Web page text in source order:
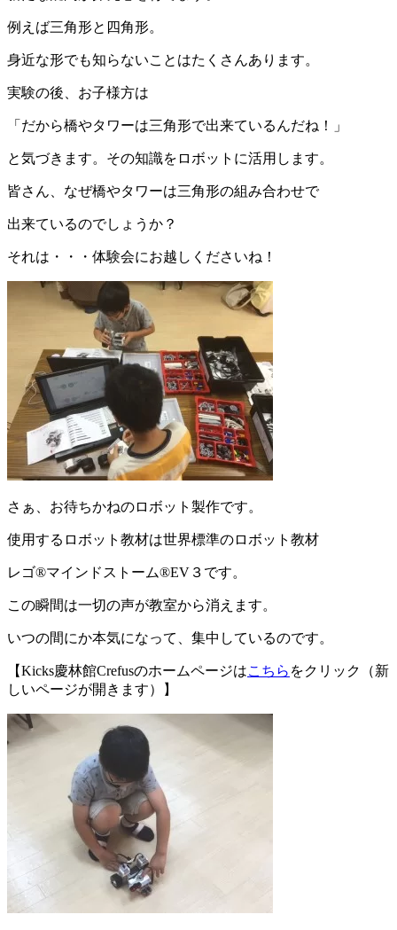
例えば三角形と四角形。
身近な形でも知らないことはたくさんあります。
実験の後、お子様方は
「だから橋やタワーは三角形で出来ているんだね！」
と気づきます。その知識をロボットに活用します。
皆さん、なぜ橋やタワーは三角形の組み合わせで
出来ているのでしょうか？
それは・・・体験会にお越しくださいね！
さぁ、お待ちかねのロボット製作です。
使用するロボット教材は世界標準のロボット教材
レゴ®マインドストーム®EV３です。
この瞬間は一切の声が教室から消えます。
いつの間にか本気になって、集中しているのです。
【Kicks慶林館Crefusのホームページはこちら をクリック（新
しいページが開きます）】